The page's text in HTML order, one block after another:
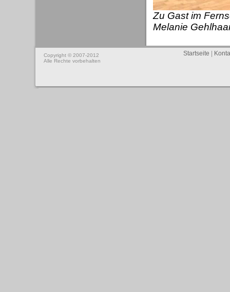
Zu Gast im
Melanie
Copyright © 2007-2012
Alle Rechte vorbehalten
Startseite